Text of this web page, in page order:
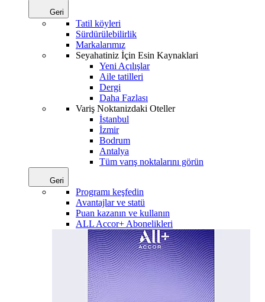
Geri
Tatil köyleri
Sürdürülebilirlik
Markalarımız
Seyahatiniz İçin Esin Kaynaklari
Yeni Açılışlar
Aile tatilleri
Dergi
Daha Fazlası
Variş Noktanizdaki Oteller
İstanbul
İzmir
Bodrum
Antalya
Tüm varış noktalarını görün
Geri
Programı keşfedin
Avantajlar ve statü
Puan kazanın ve kullanın
ALL Accor+ Abonelikleri